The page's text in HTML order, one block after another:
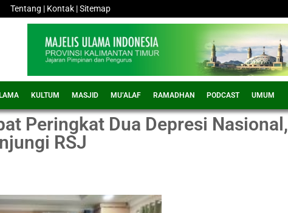
Tentang | Kontak |Sitemap
KULTUM MASJID MU’ALAF RAMADHAN PODCAST UMUM
Peringkat Dua Depresi Nasional,
RSJ